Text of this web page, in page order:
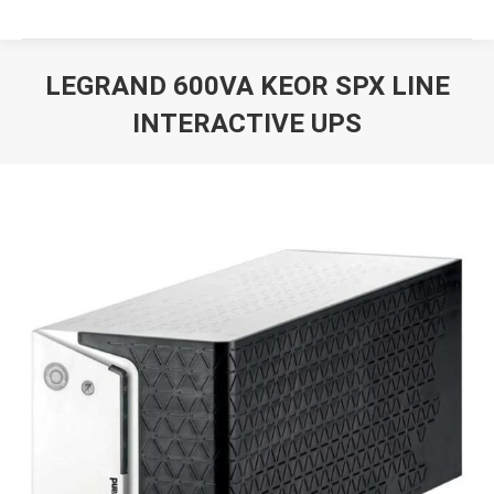
LEGRAND 600VA KEOR SPX LINE
INTERACTIVE UPS